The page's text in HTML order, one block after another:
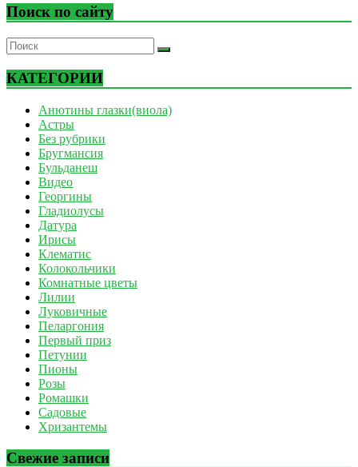
Поиск по сайту
КАТЕГОРИИ
Анютины глазки(виола)
Астры
Без рубрики
Бругмансия
Бульданеш
Видео
Георгины
Гладиолусы
Датура
Ирисы
Клематис
Колокольчики
Комнатные цветы
Лилии
Луковичные
Пеларгония
Первый приз
Петунии
Пионы
Розы
Ромашки
Садовые
Хризантемы
Свежие записи